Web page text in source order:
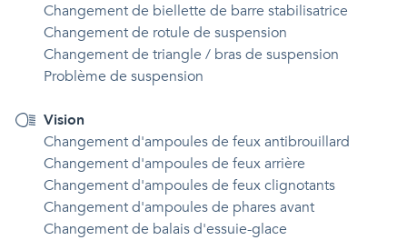
Changement de biellette de barre stabilisatrice
Changement de rotule de suspension
Changement de triangle / bras de suspension
Problème de suspension
Vision
Changement d'ampoules de feux antibrouillard
Changement d'ampoules de feux arrière
Changement d'ampoules de feux clignotants
Changement d'ampoules de phares avant
Changement de balais d'essuie-glace